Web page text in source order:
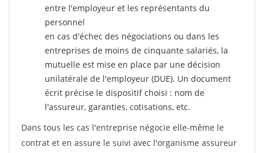
entre l'employeur et les représentants du
personnel
en cas d'échec des négociations ou dans les
entreprises de moins de cinquante salariés, la
mutuelle est mise en place par une décision
unilatérale de l'employeur (DUE). Un document
écrit précise le dispositif choisi : nom de
l'assureur, garanties, cotisations, etc.
Dans tous les cas l'entreprise négocie elle-même le
contrat et en assure le suivi avec l'organisme assureur